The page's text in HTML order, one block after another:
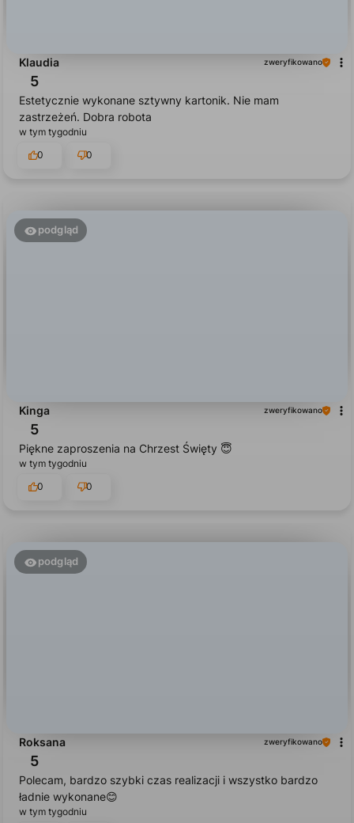
Klaudia zweryfikowano
5
Estetycznie wykonane sztywny kartonik. Nie mam
zastrzeżeń. Dobra robota
w tym tygodniu
0
0
podgląd
Kinga zweryfikowano
5
Piękne zaproszenia na Chrzest Święty 😇
w tym tygodniu
0
0
podgląd
Roksana zweryfikowano
5
Polecam, bardzo szybki czas realizacji i wszystko bardzo
ładnie wykonane😊
w tym tygodniu